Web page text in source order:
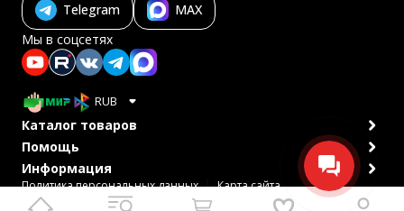
Telegram
MAX
Мы в соцсетях
RUB
Каталог товаров
Помощь
Информация
Политика персональных данных
Карта сайта
© 2007-2026 ЮСТО